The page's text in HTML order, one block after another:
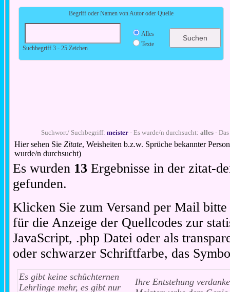
Begriff oder Namen von Autor oder Quelle
Suchbegriff 3 - 25 Zeichen
Alles
Texte
Suchwort/ Suchbegriff:meister - Es wurde/n durchsucht:alles -
Hier sehen SieZitate, Weisheiten b.z.w. Sprüche bekannter
wurde/n durchsucht)
Es wurden 13 Ergebnisse in der zitat-
gefunden.
Klicken Sie zum Versand per Mail
für die Anzeige der Quellcodes zur
JavaScript, .php Datei oder als
oder schwarzer Schriftfarbe, das
Es gibt keine schüchternen
Lehrlinge mehr, es gibt nur
Ihre Entstehung